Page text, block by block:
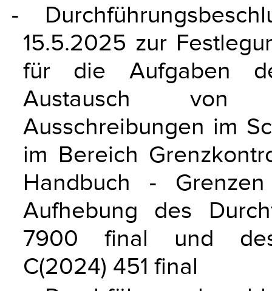
-
15.5.2025 zur
für die Aufgaben
Austausch von
Ausschreibungen im
im Bereich
Handbuch -
Aufhebung des
7900 final und des
C(2024) 451 final